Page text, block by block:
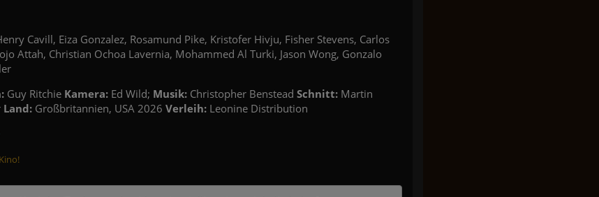
Cavill, Eiza Gonzalez, Rosamund Pike, Kristofer Hivju, Fisher Stevens, Carlos
Attah, Christian Ochoa Lavernia, Mohammed Al Turki, Jason Wong, Gonzalo
Guy Ritchie Kamera: Ed Wild; Musik: Christopher Benstead Schnitt: Martin
Land: Großbritannien, USA 2026 Verleih: Leonine Distribution